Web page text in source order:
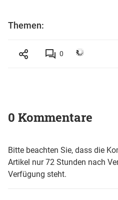
Themen:
0
0 Kommentare
Bitte beachten Sie, dass die
Artikel nur 72 Stunden nach
Verfügung steht.